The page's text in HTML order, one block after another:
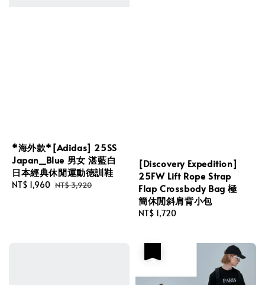
*海外款*[Adidas] 25SS
Japan_Blue 男女 湛藍白
日本經典休閒運動德訓鞋
Sale
NT$ 1,960 Regular
NT$ 3,920
[Discovery Expedition]
25FW Lift Rope Strap
Flap Crossbody Bag 極
簡休閒斜肩背小包
Regular
NT$ 1,720